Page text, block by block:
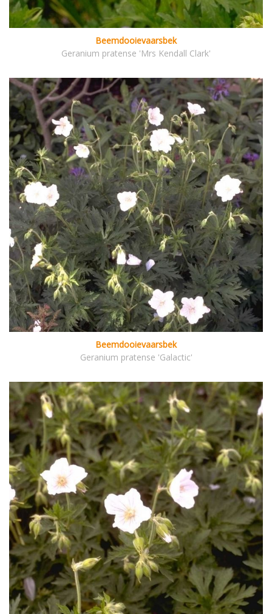
Beemdooievaarsbek
Geranium pratense 'Mrs Kendall Clark'
Beemdooievaarsbek
Geranium pratense 'Galactic'